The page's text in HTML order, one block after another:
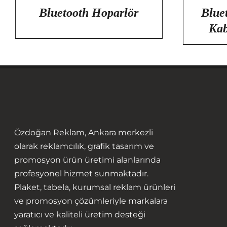
Bluetooth Hoparlör
Özdoğan Reklam, Ankara merkezli
olarak reklamcılık, grafik tasarım ve
promosyon ürün üretimi alanlarında
profesyonel hizmet sunmaktadır.
Plaket, tabela, kurumsal reklam ürünleri
ve promosyon çözümleriyle markalara
yaratıcı ve kaliteli üretim desteği